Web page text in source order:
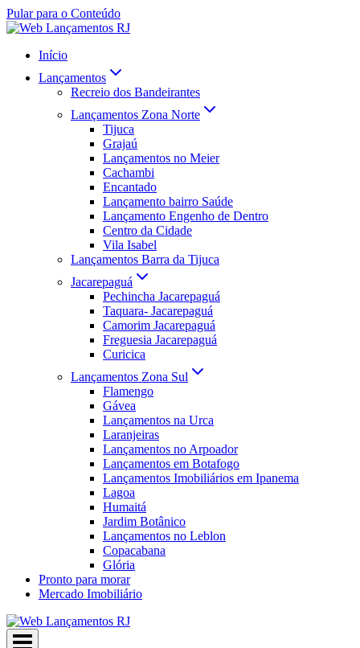
Pular para o Conteúdo
Início
Lançamentos
Recreio dos Bandeirantes
Lançamentos Zona Norte
Tijuca
Grajaú
Lançamentos no Meier
Cachambi
Encantado
Lançamento bairro Saúde
Lançamento Engenho de Dentro
Centro da Cidade
Vila Isabel
Lançamentos Barra da Tijuca
Jacarepaguá
Pechincha Jacarepaguá
Taquara- Jacarepaguá
Camorim Jacarepaguá
Freguesia Jacarepaguá
Curicica
Lançamentos Zona Sul
Flamengo
Gávea
Lançamentos na Urca
Laranjeiras
Lançamentos no Arpoador
Lançamentos em Botafogo
Lançamentos Imobiliários em Ipanema
Lagoa
Humaitá
Jardim Botânico
Lançamentos no Leblon
Copacabana
Glória
Pronto para morar
Mercado Imobiliário